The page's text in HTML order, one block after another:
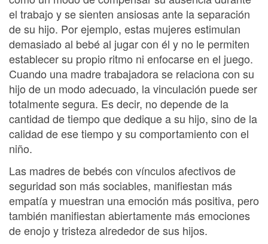
el trabajo y se sienten ansiosas ante la separación
de su hijo. Por ejemplo, estas mujeres estimulan
demasiado al bebé al jugar con él y no le permiten
establecer su propio ritmo ni enfocarse en el juego.
Cuando una madre trabajadora se relaciona con su
hijo de un modo adecuado, la vinculación puede ser
totalmente segura. Es decir, no depende de la
cantidad de tiempo que dedique a su hijo, sino de la
calidad de ese tiempo y su comportamiento con el
niño.
Las madres de bebés con vínculos afectivos de
seguridad son más sociables, manifiestan más
empatía y muestran una emoción más positiva, pero
también manifiestan abiertamente más emociones
de enojo y tristeza alrededor de sus hijos.